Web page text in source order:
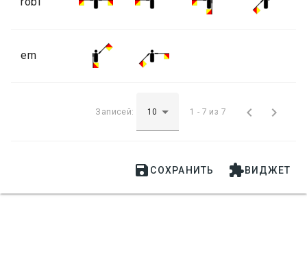
em
Записей: 1 - 7 из 7  
 СОХРАНИТЬ ВИДЖЕТ